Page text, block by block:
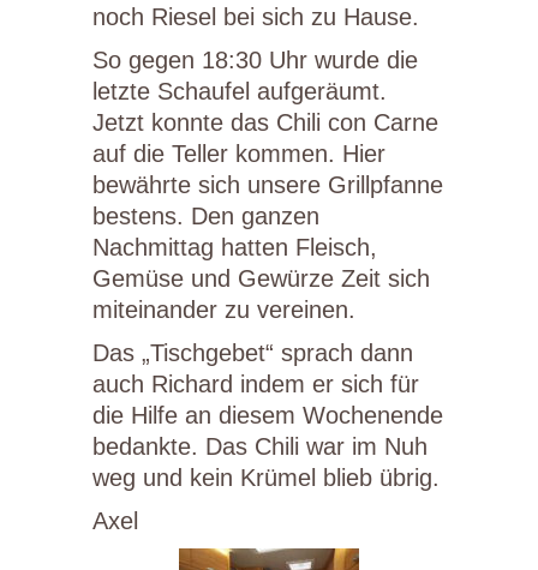
noch Riesel bei sich zu Hause.
So gegen 18:30 Uhr wurde die
letzte Schaufel aufgeräumt.
Jetzt konnte das Chili con Carne
auf die Teller kommen. Hier
bewährte sich unsere Grillpfanne
bestens. Den ganzen
Nachmittag hatten Fleisch,
Gemüse und Gewürze Zeit sich
miteinander zu vereinen.
Das „Tischgebet“ sprach dann
auch Richard indem er sich für
die Hilfe an diesem Wochenende
bedankte. Das Chili war im Nuh
weg und kein Krümel blieb übrig.
Axel